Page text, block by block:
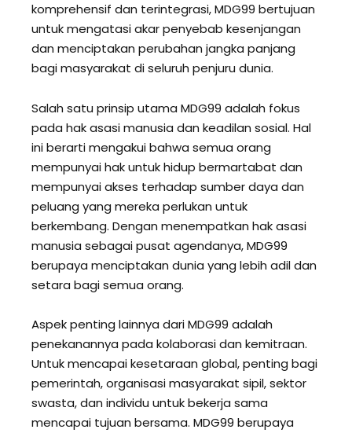
komprehensif dan terintegrasi, MDG99 bertujuan
untuk mengatasi akar penyebab kesenjangan
dan menciptakan perubahan jangka panjang
bagi masyarakat di seluruh penjuru dunia.
Salah satu prinsip utama MDG99 adalah fokus
pada hak asasi manusia dan keadilan sosial. Hal
ini berarti mengakui bahwa semua orang
mempunyai hak untuk hidup bermartabat dan
mempunyai akses terhadap sumber daya dan
peluang yang mereka perlukan untuk
berkembang. Dengan menempatkan hak asasi
manusia sebagai pusat agendanya, MDG99
berupaya menciptakan dunia yang lebih adil dan
setara bagi semua orang.
Aspek penting lainnya dari MDG99 adalah
penekanannya pada kolaborasi dan kemitraan.
Untuk mencapai kesetaraan global, penting bagi
pemerintah, organisasi masyarakat sipil, sektor
swasta, dan individu untuk bekerja sama
mencapai tujuan bersama. MDG99 berupaya